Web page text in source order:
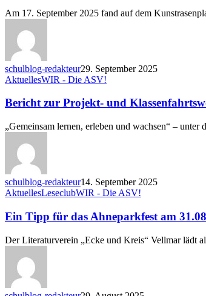
Mädchen
(U16)
„Jugend
trainiert
für
Olympia“
Am 17. September 2025 fand auf dem
schulblog-redakteur29. September 2025
Bericht
Projekt-
Klassenfahrtswoche
2025
AktuellesWIR - Die ASV!
Bericht zur Projekt- und
„Gemeinsam lernen, erleben und wachsen“ –
schulblog-redakteur14. September 2025
Ein
für
das
Ahneparkfest
am
31.08.2025
AktuellesLeseclubWIR - Die ASV!
Ein Tipp für das Ahneparkfest am
Der Literaturverein „Ecke und Kreis“ Vellmar lädt